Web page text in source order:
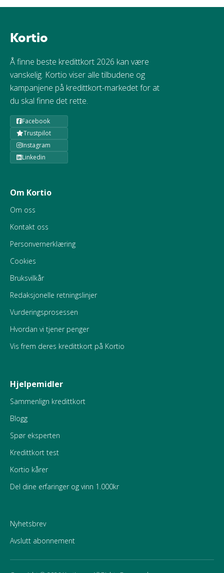
Kortio
Å finne beste kredittkort 2026 kan være
vanskelig. Kortio viser alle tilbudene og
kampanjene på kredittkort-markedet for at
du skal finne det rette.
Facebook
Trustpilot
Instagram
Linkedin
Om Kortio
Om oss
Kontakt oss
Personvernerklæring
Cookies
Bruksvilkår
Redaksjonelle retningslinjer
Vurderingsprosessen
Hvordan vi tjener penger
Vis frem deres kredittkort på Kortio
Hjelpemidler
Sammenlign kredittkort
Blogg
Spør eksperten
Kredittkort test
Kortio kårer
Del dine erfaringer og vinn 1.000kr
Nyhetsbrev
Avslutt abonnement